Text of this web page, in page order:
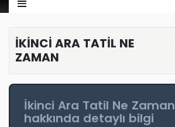
İKİNCİ ARA TATİL NE
ZAMAN
İkinci Ara Tatil Ne Zaman
hakkında detaylı bilgi